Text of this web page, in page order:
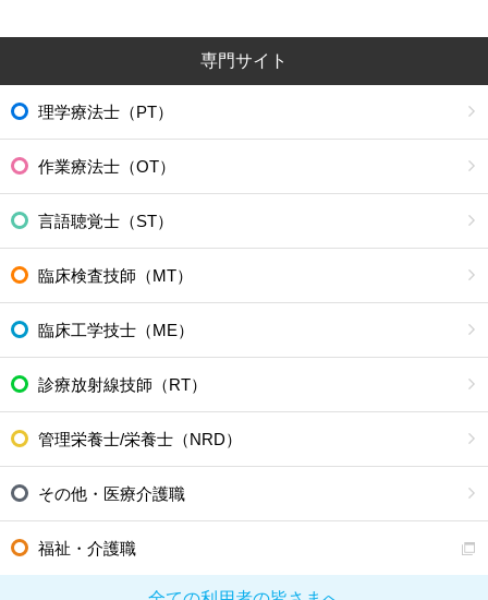
専門サイト
理学療法士（PT）
作業療法士（OT）
言語聴覚士（ST）
臨床検査技師（MT）
臨床工学技士（ME）
診療放射線技師（RT）
管理栄養士/栄養士（NRD）
その他・医療介護職
福祉・介護職